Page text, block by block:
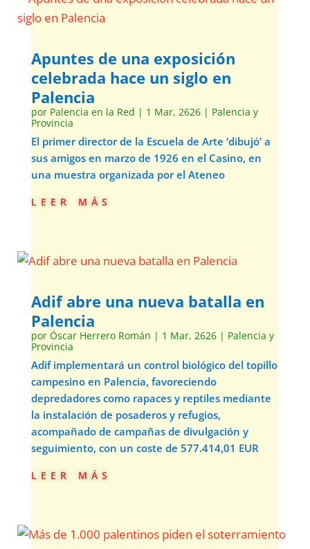
Apuntes de una exposición
celebrada hace un siglo en
Palencia
por Palencia en la Red | 1 Mar, 2626| Palencia y
Provincia
El primer director de la Escuela de Arte ‘dibujó’ a
sus amigos en marzo de 1926 en el Casino, en
una muestra organizada por el Ateneo
leer más
Adif abre una nueva batalla en
Palencia
por Óscar Herrero Román | 1 Mar, 2626| Palencia y
Provincia
Adif implementará un control biológico del topillo
campesino en Palencia, favoreciendo
depredadores como rapaces y reptiles mediante
la instalación de posaderos y refugios,
acompañado de campañas de divulgación y
seguimiento, con un coste de 577.414,01 EUR
leer más